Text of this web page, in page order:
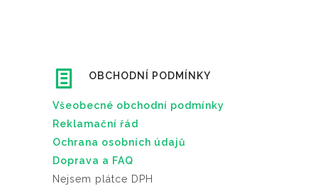
OBCHODNÍ PODMÍNKY
Všeobecné obchodní podmínky
Reklamační řád
Ochrana osobních údajů
Doprava a FAQ
Nejsem plátce DPH